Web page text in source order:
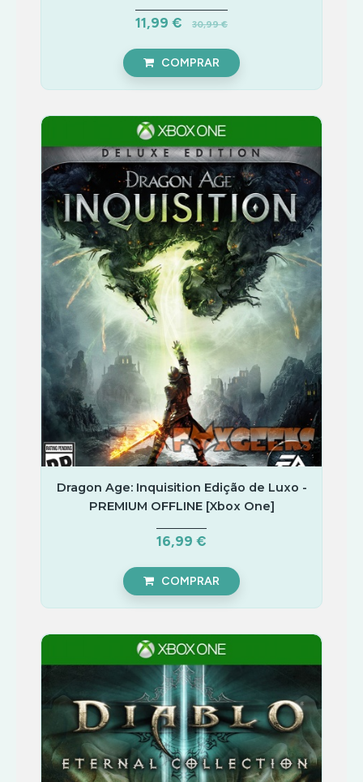
11,99 € 30,99 €
COMPRAR
Dragon Age: Inquisition Edição de Luxo -
PREMIUM OFFLINE [Xbox One]
16,99 €
COMPRAR